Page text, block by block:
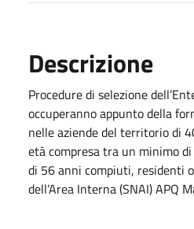
Descrizione
Procedure di selezione
occuperanno appunto della
nelle aziende del territorio di
età compresa tra un minimo
di 56 anni compiuti, residenti
dell’Area Interna (SNAI) APQ